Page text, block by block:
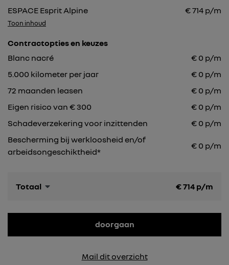
ESPACE Esprit Alpine
€714 p/m
Toon inhoud
Contractopties en keuzes
Blanc nacré
€ 0 p/m
5.000 kilometer per jaar € 0 p/m
72 maanden leasen € 0 p/m
Eigen risico van € 300
€ 0 p/m
Schadeverzekering voor inzittenden
€ 0 p/m
Bescherming bij werkloosheid en/of
arbeidsongeschiktheid*
€ 0 p/m
Totaal €714 p/m
doorgaan
Mail dit overzicht